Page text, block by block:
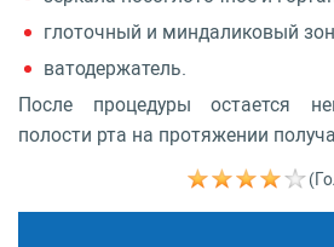
глоточный и миндаликовый
ватодержатель.
После процедуры остается
полости рта на протяжении